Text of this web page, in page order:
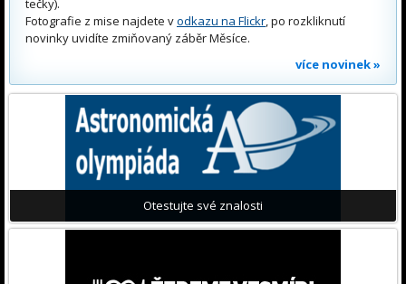
tečky).
Fotografie z mise najdete vodkazu na Flickr, po rozkliknutí
novinky uvidíte zmiňovaný záběr Měsíce.
více novinek »
Otestujte své znalosti